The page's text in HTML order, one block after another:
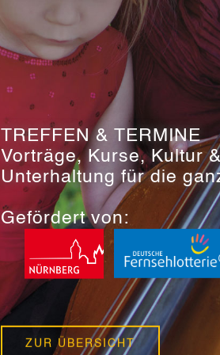
TREFFEN & TERMINE
Vorträge, Kurse, Kultur
Unterhaltung für die
Gefördert von:
ZUR ÜBERSICHT